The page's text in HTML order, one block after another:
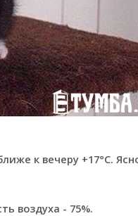
к вечеру +17°С.
воздуха - 75%.